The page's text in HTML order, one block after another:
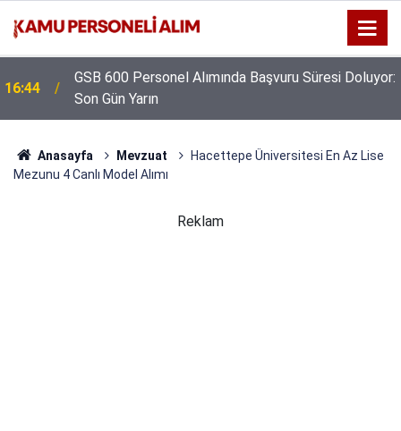
16:44
GSB 600 Personel Alımında Başvuru Süresi Doluyor:
Son Gün Yarın
Anasayfa Mevzuat
Hacettepe Üniversitesi En Az Lise
Mezunu 4 Canlı Model Alımı
Reklam